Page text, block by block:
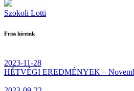
Szokoli Lotti
Friss híreink
2023-11-28
HÉTVÉGI EREDMÉNYEK –